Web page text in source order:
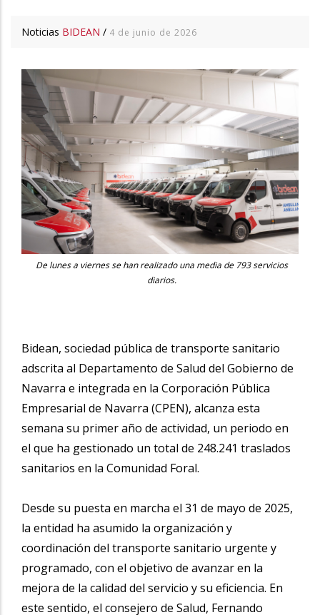
Noticias BIDEAN / 4 de junio de 2026
De lunes a viernes se han realizado una media de 793 servicios
diarios.
Bidean, sociedad pública de transporte sanitario
adscrita al Departamento de Salud del Gobierno de
Navarra e integrada en la Corporación Pública
Empresarial de Navarra (CPEN), alcanza esta
semana su primer año de actividad, un periodo en
el que ha gestionado un total de 248.241 traslados
sanitarios en la Comunidad Foral.
Desde su puesta en marcha el 31 de mayo de 2025,
la entidad ha asumido la organización y
coordinación del transporte sanitario urgente y
programado, con el objetivo de avanzar en la
mejora de la calidad del servicio y su eficiencia. En
este sentido, el consejero de Salud, Fernando